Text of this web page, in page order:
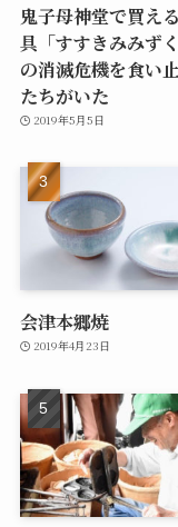
鬼子母神堂で買え
具「すすきみみず
の消滅危機を食い
たちがいた
2019年5月5日
会津本郷焼
2019年4月23日